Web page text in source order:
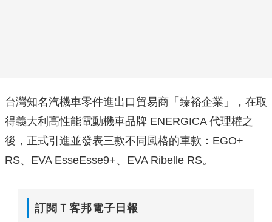
台灣知名汽機車零件進出口貿易商「臻裕企業」，在取
得義大利高性能電動機車品牌 ENERGICA 代理權之
後，正式引進並發表三款不同風格的車款：EGO+
RS、EVA EsseEsse9+、EVA Ribelle RS。
訂閱Ｔ客邦電子日報